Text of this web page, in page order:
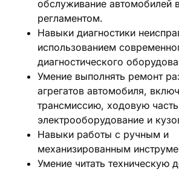
обслуживание автомобилей
регламентом.
Навыки диагностики
использованием
диагностического
Умение выполнять ремонт
агрегатов автомобиля,
трансмиссию, ходовую
электрооборудование и
Навыки работы с ручным и
механизированным
Умение читать техническую